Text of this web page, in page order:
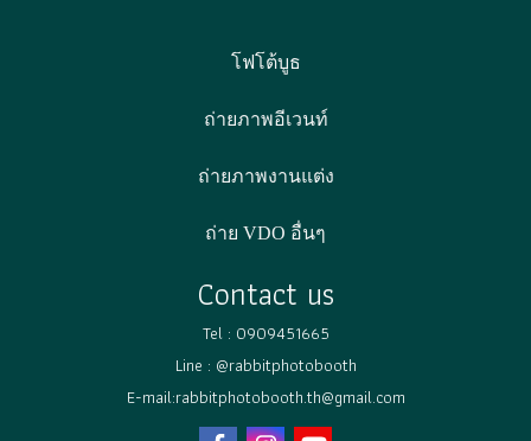
โฟโต้บูธ
ถ่ายภาพอีเวนท์
ถ่ายภาพงานแต่ง
ถ่าย VDO อื่นๆ
Contact us
Tel : 0909451665
Line : @rabbitphotobooth
E-mail:rabbitphotobooth.th@gmail.com